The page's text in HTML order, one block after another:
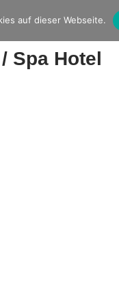
Spa Hotel
auf dieser Webseite.